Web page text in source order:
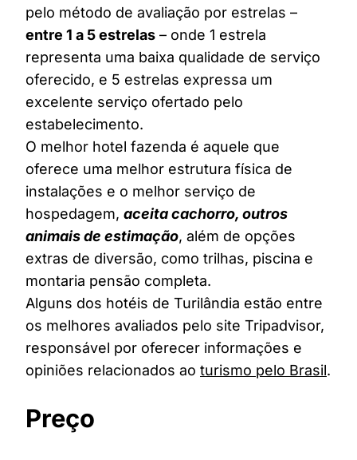
pelo método de avaliação por estrelas –
entre 1 a 5 estrelas – onde 1 estrela
representa uma baixa qualidade de serviço
oferecido, e 5 estrelas expressa um
excelente serviço ofertado pelo
estabelecimento.
O melhor hotel fazenda é aquele que
oferece uma melhor estrutura física de
instalações e o melhor serviço de
hospedagem, aceita cachorro, outros
animais de estimação, além de opções
extras de diversão, como trilhas, piscina e
montaria pensão completa.
Alguns dos hotéis de Turilândia estão entre
os melhores avaliados pelo site Tripadvisor,
responsável por oferecer informações e
opiniões relacionados ao turismo pelo Brasil.
Preço